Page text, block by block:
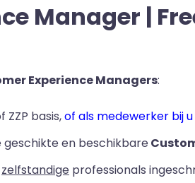
Manager |
Experience Managers:
basis,of als medewerker bij
en beschikbare
zelfstandige professionals